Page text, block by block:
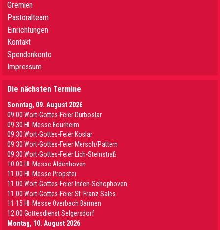
Gremien
Pastoralteam
Einrichtungen
Kontakt
Spendenkonto
Impressum
Die nächsten Termine
Sonntag, 09. August 2026
09.00 Wort-Gottes-Feier Dürboslar
09.30 HI. Messe Bourheim
09.30 Wort-Gottes-Feier Koslar
09.30 Wort-Gottes-Feier Mersch/Pattern
09.30 Wort-Gottes-Feier Lich-Steinstraß
10.00 Hl. Messe Aldenhoven
11.00 Hl. Messe Propstei
11.00 Wort-Gottes-Feier Inden-Schophoven
11.00 Wort-Gottes-Feier St. Franz Sales
11.15 Hl. Messe Overbach Barmen
12.00 Gottesdienst Selgersdorf
Montag, 10. August 2026